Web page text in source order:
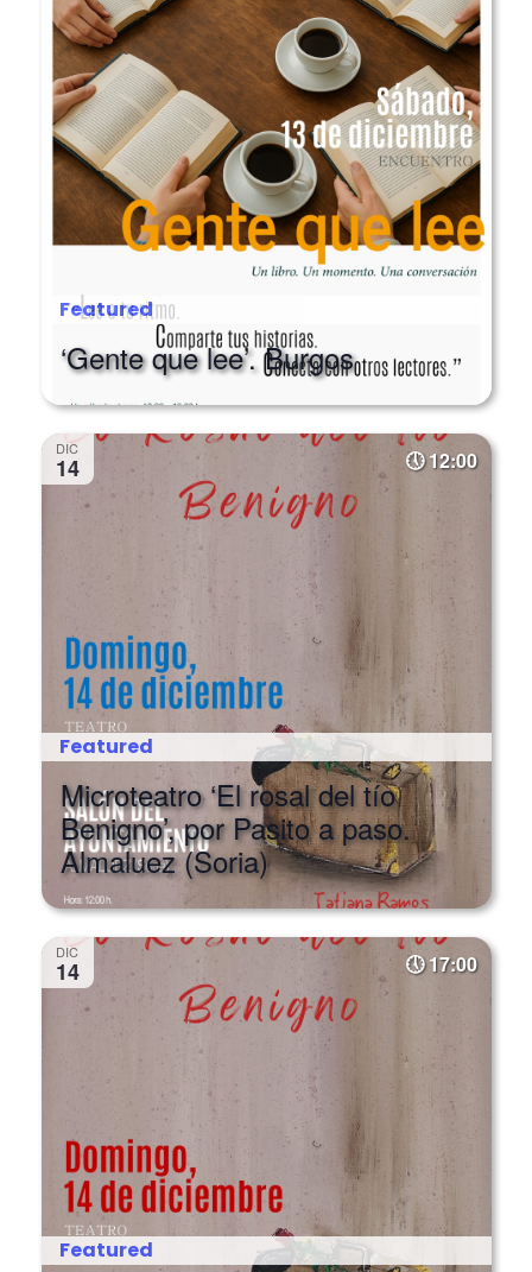
‘Gente que lee’. Burgos
DIC
14 12:00
Featured
Microteatro ‘El rosal del tío
Benigno’, por Pasito a paso.
Almaluez (Soria)
DIC
14 17:00
Featured